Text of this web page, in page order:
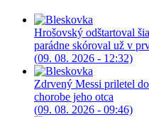
Hrošovský odštartoval
parádne skóroval už v
(09. 08. 2026 - 12:32)
Zdrvený Messi priletel
chorobe jeho otca
(09. 08. 2026 - 09:46)